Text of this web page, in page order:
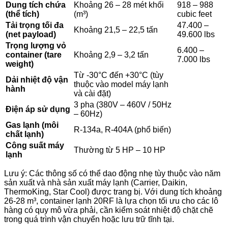
Dung tích chứa
(thể tích)
Khoảng 26 – 28 mét khối
(m³)
918 – 988
cubic feet
Tải trọng tối đa
(net payload)
Khoảng 21,5 – 22,5 tấn
47.400 –
49.600 lbs
Trọng lượng vỏ
container (tare
weight)
Khoảng 2,9 – 3,2 tấn
6.400 –
7.000 lbs
Dải nhiệt độ vận
hành
Từ -30°C đến +30°C (tùy
thuộc vào model máy lạnh
và cài đặt)
Điện áp sử dụng
3 pha (380V – 460V / 50Hz
– 60Hz)
Gas lạnh (môi
chất lạnh)
R-134a, R-404A (phổ biến)
Công suất máy
lạnh
Thường từ 5 HP – 10 HP
Lưu ý: Các thông số có thể dao động nhẹ tùy thuộc vào năm
sản xuất và nhà sản xuất máy lạnh (Carrier, Daikin,
ThermoKing, Star Cool) được trang bị. Với dung tích khoảng
26-28 m³, container lạnh 20RF là lựa chọn tối ưu cho các lô
hàng có quy mô vừa phải, cần kiểm soát nhiệt độ chặt chẽ
trong quá trình vận chuyển hoặc lưu trữ tĩnh tại.